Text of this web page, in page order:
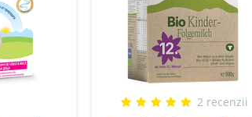
2 recenzii